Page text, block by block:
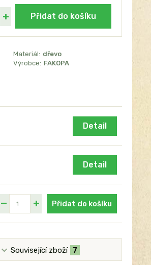
Přidat do košíku
Materiál: dřevo
Výrobce: FAKOPA
Detail
Detail
Přidat do košíku
Související zboží 7